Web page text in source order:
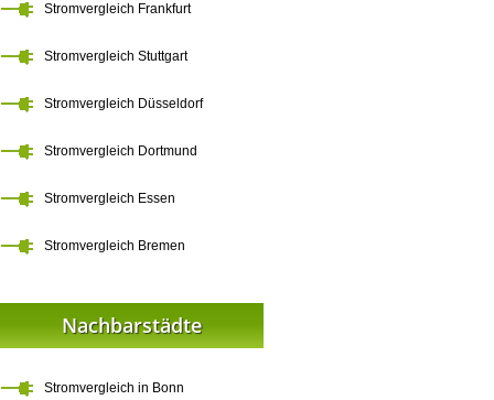
Stromvergleich Frankfurt
Stromvergleich Stuttgart
Stromvergleich Düsseldorf
Stromvergleich Dortmund
Stromvergleich Essen
Stromvergleich Bremen
Nachbarstädte
Stromvergleich in Bonn